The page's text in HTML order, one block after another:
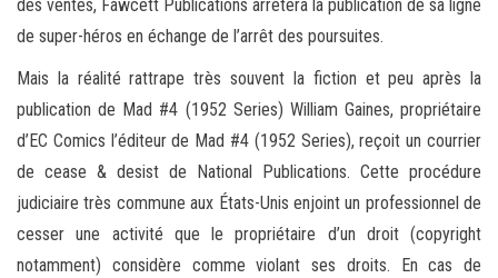
des ventes, Fawcett Publications arrêtera la publication de sa ligne
de super-héros en échange de l’arrêt des poursuites.
Mais la réalité rattrape très souvent la fiction et peu après la
publication de Mad #4 (1952 Series) William Gaines, propriétaire
d’EC Comics l’éditeur de Mad #4 (1952 Series), reçoit un courrier
de cease & desist de National Publications. Cette procédure
judiciaire très commune aux États-Unis enjoint un professionnel de
cesser une activité que le propriétaire d’un droit (copyright
notamment) considère comme violant ses droits. En cas de